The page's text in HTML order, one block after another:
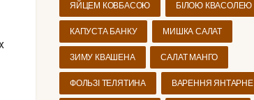
ЯЙЦЕМ КОВБАСОЮ БІЛОЮ КВАСОЛЕЮ
КАПУСТА БАНКУ МИШКА САЛАТ
ЗИМУ КВАШЕНА САЛАТ МАНГО
ФОЛЬЗІ ТЕЛЯТИНА ВАРЕННЯ ЯНТАРНЕ